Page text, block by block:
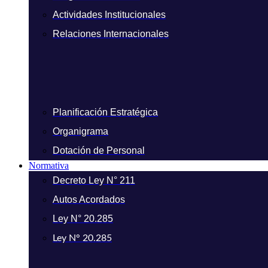
Actividades Institucionales
Relaciones Internacionales
Planificación Estratégica
Organigrama
Dotación de Personal
Normativa
Decreto Ley N° 211
Autos Acordados
Ley N° 20.285
Ley N° 20.285